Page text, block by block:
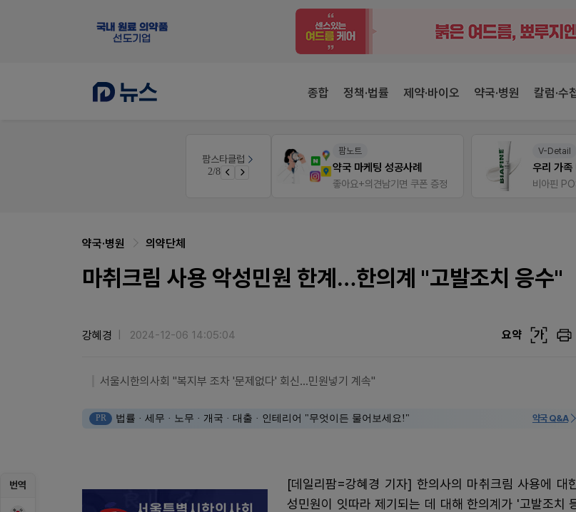
종합 정책·법률 제약·바이오 약국·병원 칼럼·수
팜스타클럽
3/8
약국 마케팅 성공사례
V-Detail
비아핀 POSM 신청 GO!
팜노트
이달
좋아
번역
약국·병원 의약단체
마취크림 사용 악성민원 한계…한의계 "고발조치 응수"
강혜경 2024-12-06 14:05:04 요약 가
서울시한의사회 "복지부 조차 '문제없다' 회신…민원넣기 계속"
PR 법률 · 세무 · 노무 · 개국 · 대출 · 인테리어 "무엇이든 물어보세요!" 약국 Q&A
[데일리팜=강혜경 기자] 한의사의 마취크림 사용에 대
성민원이 잇따라 제기되는 데 대해 한의계가 '고발조치